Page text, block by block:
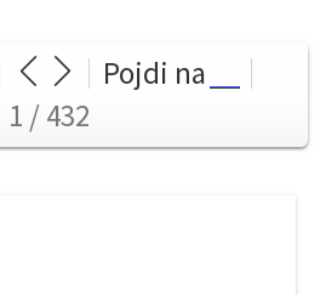
Pojdi na
1 / 432